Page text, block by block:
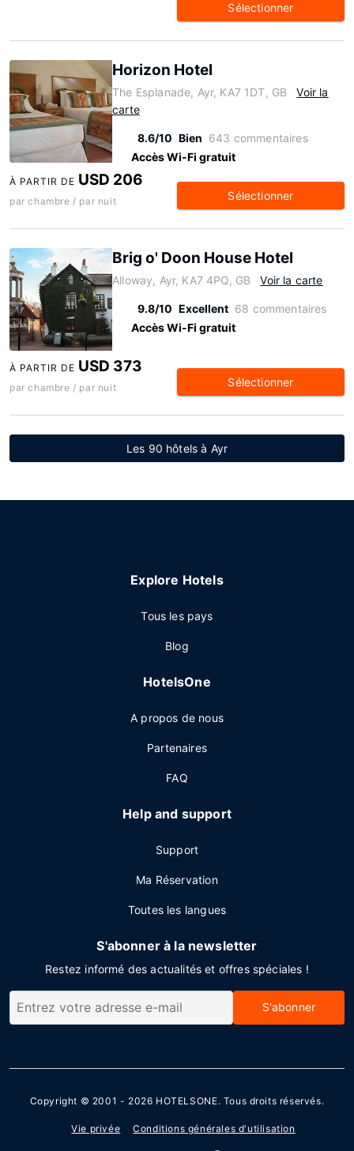
Sélectionner
Horizon Hotel
The Esplanade, Ayr, KA7 1DT, GB
Voir la
carte
8.6/10 Bien 643 commentaires
Accès Wi-Fi gratuit
À PARTIR DE USD 206
par chambre / par nuit Sélectionner
Brig o' Doon House Hotel
Alloway, Ayr, KA7 4PQ, GB Voir la carte
9.8/10 Excellent 68 commentaires
Accès Wi-Fi gratuit
À PARTIR DE USD 373
par chambre / par nuit Sélectionner
Les 90 hôtels à Ayr
Explore Hotels
Tous les pays
Blog
HotelsOne
A propos de nous
Partenaires
FAQ
Help and support
Support
Ma Réservation
Toutes les langues
S'abonner à la newsletter
Restez informé des actualités et offres spéciales !
S'abonner
Copyright © 2001 - 2026 HOTELSONE. Tous droits réservés.
Vie privée Conditions générales d'utilisation